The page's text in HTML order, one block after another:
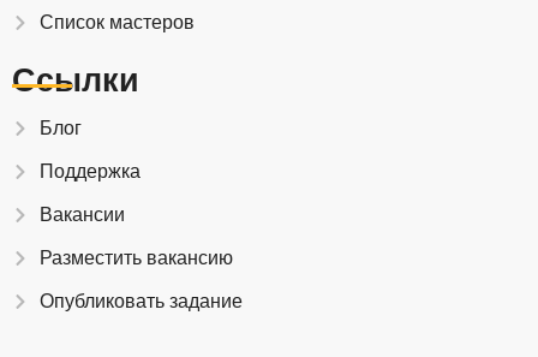
Список мастеров
Ссылки
Блог
Поддержка
Вакансии
Разместить вакансию
Опубликовать задание